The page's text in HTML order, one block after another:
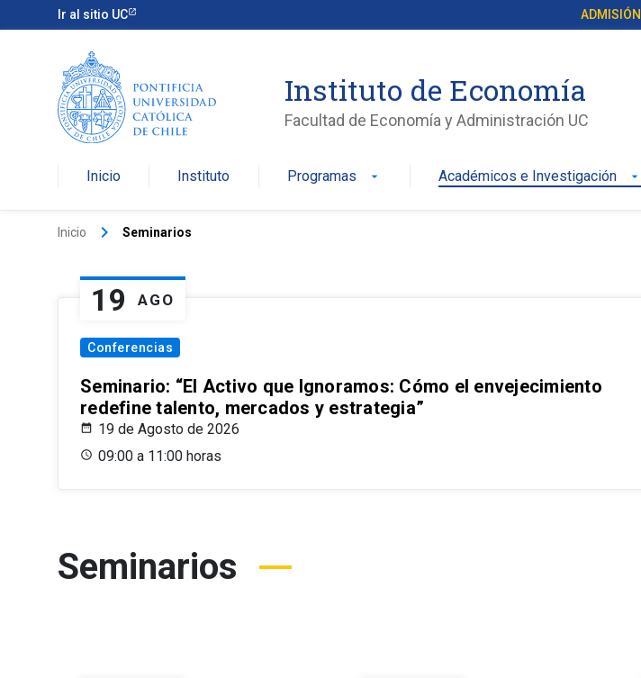
Ir al sitio UC ADMISIÓN
Instituto de Economía
Facultad de Economía y Administración UC
Inicio Instituto Programas arrow_drop_down Académicos e Investigación arrow_drop_down
Inicio keyboard_arrow_right Seminarios
19 AGO
Conferencias
Seminario: “El Activo que Ignoramos: Cómo el envejecimiento
redefine talento, mercados y estrategia”
19 de Agosto de 2026
09:00 a 11:00 horas
Seminarios